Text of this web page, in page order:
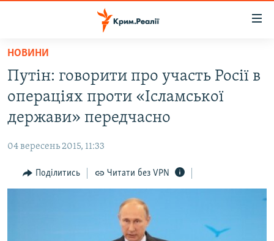
Перейти
основного
матеріалу
Перейти
до
основної
навігації
Перейти
до
ВОДА.КРИМ
ВІДЕО ТА ФОТО
БЛОГИ
ПОГЛЯД
НОВИНИ
Путін: говорити про участь Росії в
операціях проти «Ісламської
держави» передчасно
04 вересень 2015, 11:33
Поділитись Читати без VPN